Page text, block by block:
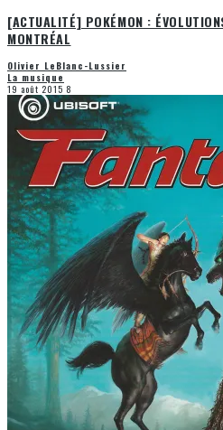
[ACTUALITÉ] POKÉMON :
MONTRÉAL
Olivier LeBlanc-Lussier
La musique
19 août 2015 8